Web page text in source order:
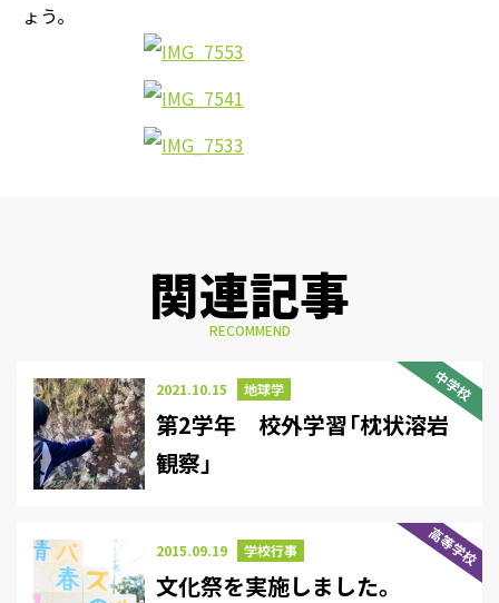
ょう。
関連記事
RECOMMEND
中学校
2021.10.15 地球学
第2学年 校外学習「枕状溶岩
観察」
高等学校
2015.09.19 学校行事
文化祭を実施しました。